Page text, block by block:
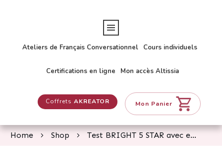
Ateliers de Français Conversationnel Cours individuels
Certifications en ligne Mon accès Altissia
Coffrets AKREATOR Mon Panier
Home Shop Test BRIGHT 5 STAR avec e-surveillance Bright Secure